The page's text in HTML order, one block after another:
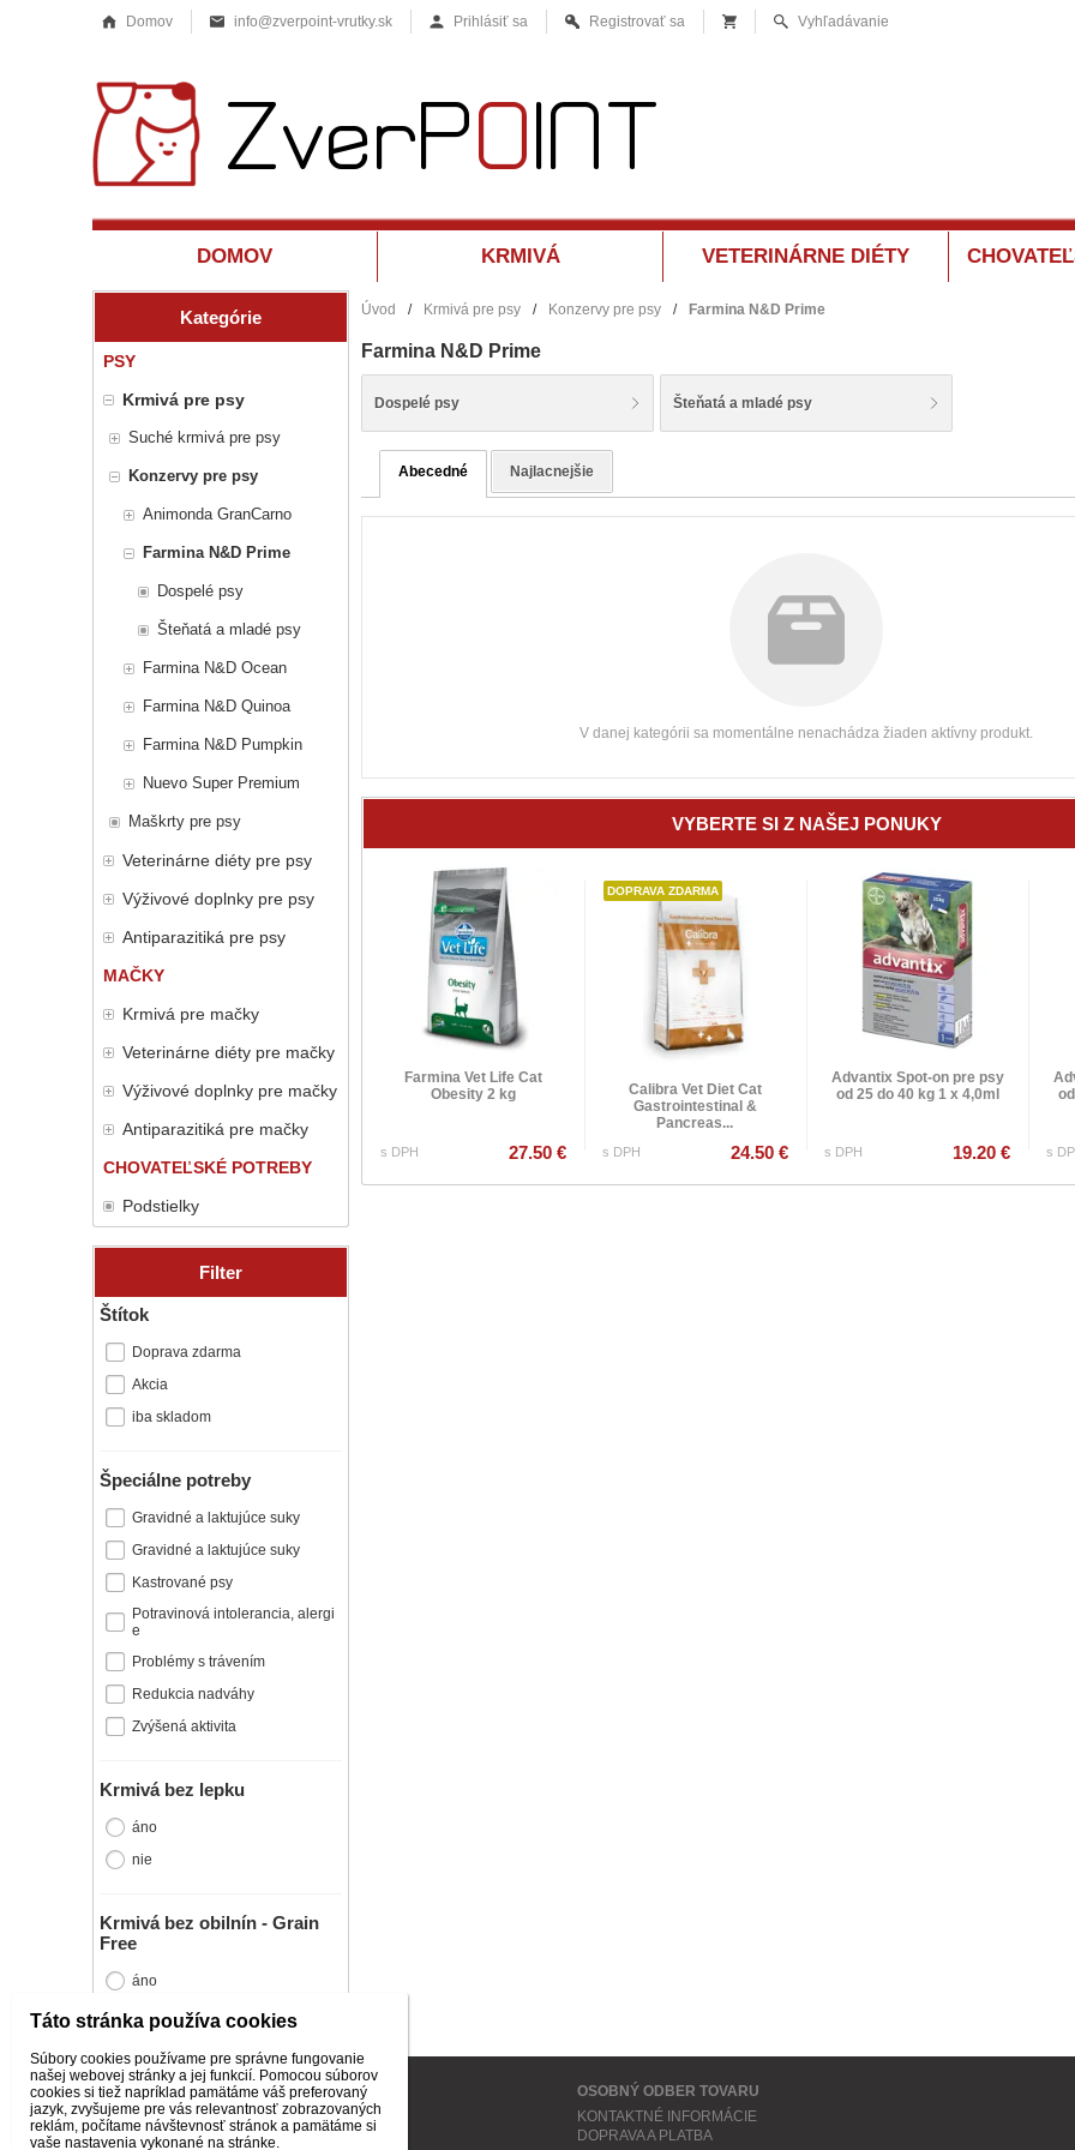
Domov info@zverpoint-vrutky.sk Prihlásiť sa Registrovať sa Vyhľadávanie
DOMOV KRMIVÁ VETERINÁRNE DIÉTY
Kategórie
PSY
Krmivá pre psy
Suché krmivá pre psy
Konzervy pre psy
Animonda GranCarno
Farmina N&D Prime
Dospelé psy
Šteňatá a mladé psy
Farmina N&D Ocean
Farmina N&D Quinoa
Farmina N&D Pumpkin
Nuevo Super Premium
Maškrty pre psy
Veterinárne diéty pre psy
Výživové doplnky pre psy
Antiparazitiká pre psy
MAČKY
Krmivá pre mačky
Veterinárne diéty pre mačky
Výživové doplnky pre mačky
Antiparazitiká pre mačky
CHOVATEĽSKÉ POTREBY
Podstielky
Filter
Štítok
Doprava zdarma
Akcia
iba skladom
Špeciálne potreby
Gravidné a laktujúce suky
Gravidné a laktujúce suky
Kastrované psy
Potravinová intolerancia, alergi
e
Problémy s trávením
Redukcia nadváhy
Zvýšená aktivita
Krmivá bez lepku
áno
nie
Krmivá bez obilnín - Grain
Free
áno
nie
Úvod / Krmivá pre psy / Konzervy pre psy / Farmina N&D Prime
Farmina N&D Prime
Dospelé psy Šteňatá a mladé psy
Abecedné Najlacnejšie
V danej kategórii sa momentálne nenachádza žiaden aktívny produkt.
VYBERTE SI Z NAŠEJ PONUKY
Farmina Vet Life Cat
Obesity 2 kg
s DPH 27.50 €
DOPRAVA ZDARMA
Calibra Vet Diet Cat
Gastrointestinal &
Pancreas...
s DPH 24.50 €
Advantix Spot-on pre psy
od 25 do 40 kg 1 x 4,0ml
s DPH 19.20 € s
INFORMÁCIE PRE ZÁKAZNÍKOV
Všeobecné obchodné podmienky
Spracovanie osobných údajov
OSOBNÝ ODBER TOVARU
KONTAKTNÉ INFORMÁCIE
DOPRAVA A PLATBA
Táto stránka používa cookies
Súbory cookies používame pre správne fungovanie
našej webovej stránky a jej funkcií. Pomocou súborov
cookies si tiež napríklad pamätáme váš preferovaný
jazyk, zvyšujeme pre vás relevantnosť zobrazovaných
reklám, počítame návštevnosť stránok a pamätáme si
vaše nastavenia vykonané na stránke.